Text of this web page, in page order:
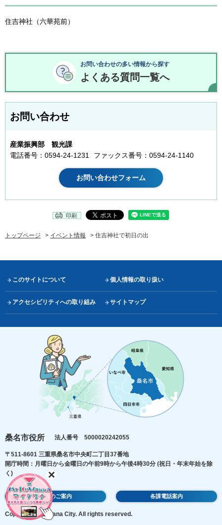
住吉神社（六華苑前）
お問い合わせの多い情報から探す
よくある質問一覧へ
お問い合わせ
産業振興部 観光課
電話番号：0594-24-1231
ファックス番号：0594-24-1140
印刷
トップページ > イベント情報 > 住吉神社で初日の出
このサイトについて 個人情報の取り扱い
アクセシビリティへの取り組み サイトマップ
桑名市役所 法人番号 5000020242055
〒511-8601 三重県桑名市中央町二丁目37番地
開庁時間：月曜日から金曜日の午前9時から午後4時30分 (祝日・年末年始を除
く)
庁舎のご案内 各課電話案内
Copyright © Kuwana City. All rights reserved.